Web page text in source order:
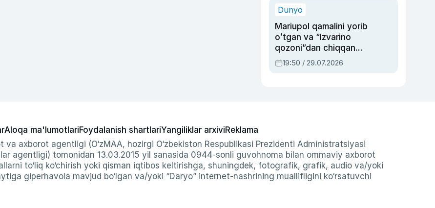
Dunyo
Mariupol qamalini yorib
oʻtgan va “Izvarino
qozoni”dan chiqqan
qahramon — Ukraina
armiyasi bosh
19:50 / 29.07.2026
Aloqa ma'lumotlariFoydalanish shartlariYangiliklar arxiviReklama
va axborot agentligi (O‘zMAA, hozirgi O‘zbekiston Respublikasi Prezidenti Administratsiyasi
agentligi) tomonidan 13.03.2015 yil sanasida 0944-sonli guvohnoma bilan ommaviy axborot
to‘liq ko‘chirish yoki qisman iqtibos keltirishga, shuningdek, fotografik, grafik, audio va/yoki
giperhavola mavjud bo‘lgan va/yoki “Daryo” internet-nashrining muallifligini ko‘rsatuvchi